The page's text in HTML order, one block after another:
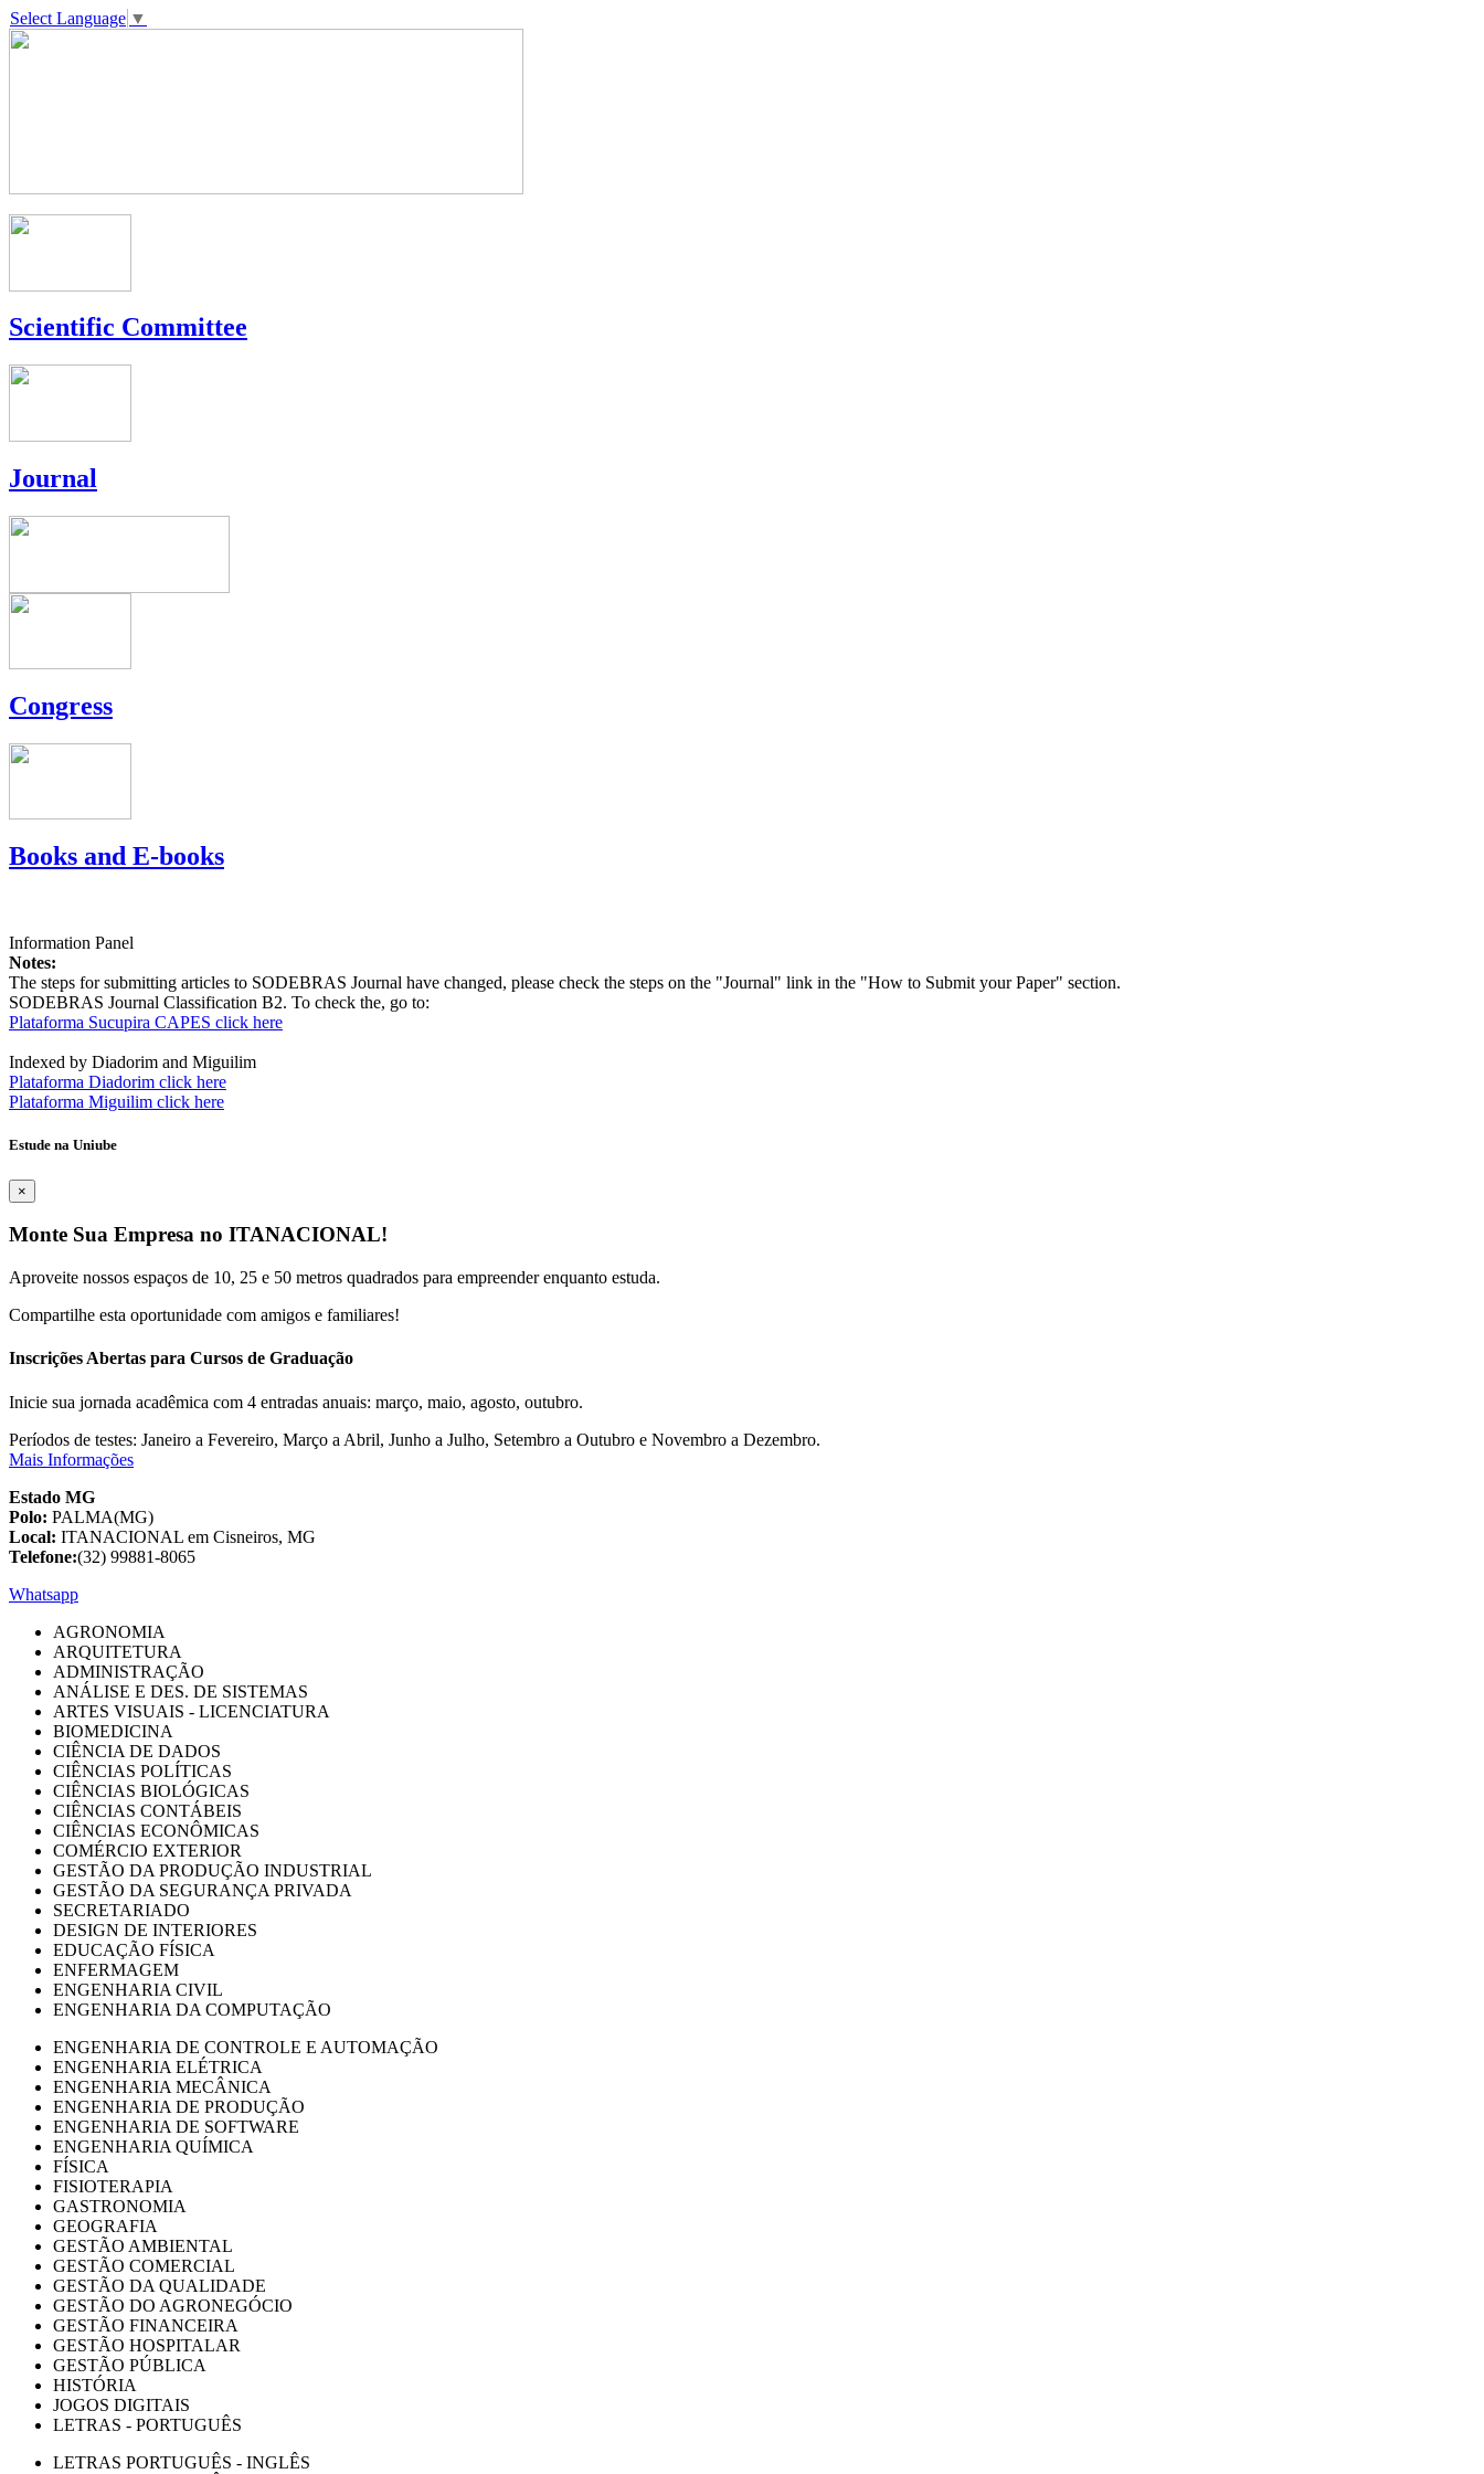
Select Language ▼
Scientific Committee
Journal
Congress
Books and E-books
Information Panel
Notes:
The steps for submitting articles to SODEBRAS Journal have changed, please check the steps on the "Journal" link in the "How to Submit your Paper" section.
SODEBRAS Journal Classification B2. To check the, go to:
Plataforma Sucupira CAPES click here
Indexed by Diadorim and Miguilim
Plataforma Diadorim click here
Plataforma Miguilim click here
Estude na Uniube
×
Monte Sua Empresa no ITANACIONAL!
Aproveite nossos espaços de 10, 25 e 50 metros quadrados para empreender enquanto estuda.
Compartilhe esta oportunidade com amigos e familiares!
Inscrições Abertas para Cursos de Graduação
Inicie sua jornada acadêmica com 4 entradas anuais: março, maio, agosto, outubro.
Períodos de testes: Janeiro a Fevereiro, Março a Abril, Junho a Julho, Setembro a Outubro e Novembro a Dezembro.
Mais Informações
Estado MG
Polo: PALMA(MG)
Local: ITANACIONAL em Cisneiros, MG
Telefone:(32) 99881-8065
Whatsapp
AGRONOMIA
ARQUITETURA
ADMINISTRAÇÃO
ANÁLISE E DES. DE SISTEMAS
ARTES VISUAIS - LICENCIATURA
BIOMEDICINA
CIÊNCIA DE DADOS
CIÊNCIAS POLÍTICAS
CIÊNCIAS BIOLÓGICAS
CIÊNCIAS CONTÁBEIS
CIÊNCIAS ECONÔMICAS
COMÉRCIO EXTERIOR
GESTÃO DA PRODUÇÃO INDUSTRIAL
GESTÃO DA SEGURANÇA PRIVADA
SECRETARIADO
DESIGN DE INTERIORES
EDUCAÇÃO FÍSICA
ENFERMAGEM
ENGENHARIA CIVIL
ENGENHARIA DA COMPUTAÇÃO
ENGENHARIA DE CONTROLE E AUTOMAÇÃO
ENGENHARIA ELÉTRICA
ENGENHARIA MECÂNICA
ENGENHARIA DE PRODUÇÃO
ENGENHARIA DE SOFTWARE
ENGENHARIA QUÍMICA
FÍSICA
FISIOTERAPIA
GASTRONOMIA
GEOGRAFIA
GESTÃO AMBIENTAL
GESTÃO COMERCIAL
GESTÃO DA QUALIDADE
GESTÃO DO AGRONEGÓCIO
GESTÃO FINANCEIRA
GESTÃO HOSPITALAR
GESTÃO PÚBLICA
HISTÓRIA
JOGOS DIGITAIS
LETRAS - PORTUGUÊS
LETRAS PORTUGUÊS - INGLÊS